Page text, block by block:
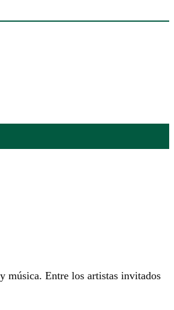
música. Entre los artistas invitados